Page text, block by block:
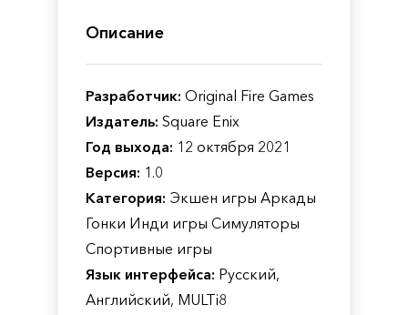
Описание
Разработчик: Original Fire Games
Издатель: Square Enix
Год выхода: 12 октября 2021
Версия: 1.0
Категория: Экшен игры Аркады
Гонки Инди игры Симуляторы
Спортивные игры
Язык интерфейса: Русский,
Английский, MULTi8